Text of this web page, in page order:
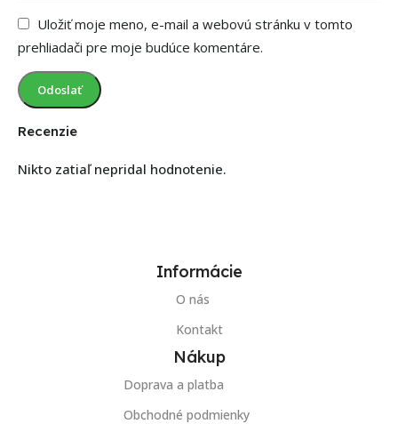
Recenzie
Nikto zatiaľ nepridal hodnotenie.
Uložiť moje meno, e-mail a webovú stránku v tomto
prehliadači pre moje budúce komentáre.
Informácie
O nás
Kontakt
Nákup
Doprava a platba
Obchodné podmienky